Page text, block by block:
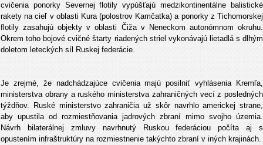
cvičenia ponorky Severnej flotily vypúšťajú medzikontinentálne balistické
rakety na cieľ v oblasti Kura (polostrov Kamčatka) a ponorky z Tichomorskej
flotily zasahujú objekty v oblasti Čiža v Neneckom autonómnom okruhu.
Okrem toho bojové cvičné štarty riadených striel vykonávajú lietadlá s dlhým
doletom leteckých síl Ruskej federácie.
Je zrejmé, že nadchádzajúce cvičenia majú posilniť vyhlásenia Kremľa,
ministerstva obrany a ruského ministerstva zahraničných vecí z posledných
týždňov. Ruské ministerstvo zahraničia už skôr navrhlo americkej strane,
aby upustila od rozmiestňovania jadrových zbraní mimo svojho územia.
Návrh bilaterálnej zmluvy navrhnutý Ruskou federáciou počíta aj s
opustením infraštruktúry na rozmiestnenie takýchto zbraní v iných krajinách.